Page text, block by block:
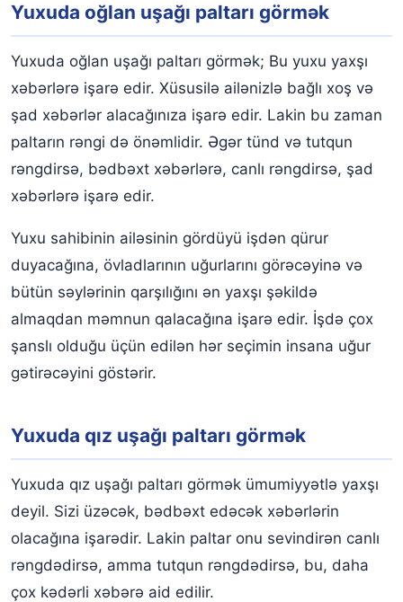
Yuxuda oğlan uşağı paltarı görmək
Yuxuda oğlan uşağı paltarı görmək; Bu yuxu yaxşı
xəbərlərə işarə edir. Xüsusilə ailənizlə bağlı xoş və
şad xəbərlər alacağınıza işarə edir. Lakin bu zaman
paltarın rəngi də önəmlidir. Əgər tünd və tutqun
rəngdirsə, bədbəxt xəbərlərə, canlı rəngdirsə, şad
xəbərlərə işarə edir.
Yuxu sahibinin ailəsinin gördüyü işdən qürur
duyacağına, övladlarının uğurlarını görəcəyinə və
bütün səylərinin qarşılığını ən yaxşı şəkildə
almaqdan məmnun qalacağına işarə edir. İşdə çox
şanslı olduğu üçün edilən hər seçimin insana uğur
gətirəcəyini göstərir.
Yuxuda qız uşağı paltarı görmək
Yuxuda qız uşağı paltarı görmək ümumiyyətlə yaxşı
deyil. Sizi üzəcək, bədbəxt edəcək xəbərlərin
olacağına işarədir. Lakin paltar onu sevindirən canlı
rəngdədirsə, amma tutqun rəngdədirsə, bu, daha
çox kədərli xəbərə aid edilir.